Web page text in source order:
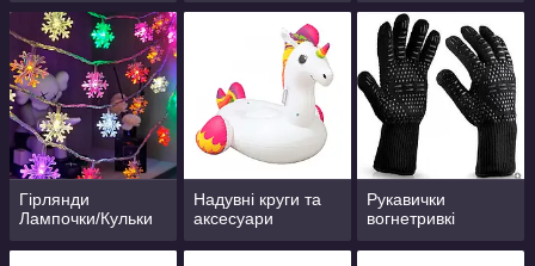
Гірлянди
Лампочки/Кульки
Надувні круги та
аксесуари
Рукавички
вогнетривкі